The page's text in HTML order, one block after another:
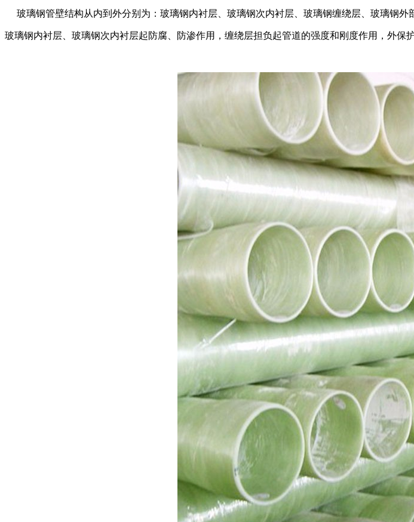
玻璃钢管壁结构从内到外分别为：玻璃钢内衬层、玻璃钢次内衬层、玻璃钢缠绕层、玻璃钢外
玻璃钢内衬层、玻璃钢次内衬层起防腐、防渗作用，缠绕层担负起管道的强度和刚度作用，外保